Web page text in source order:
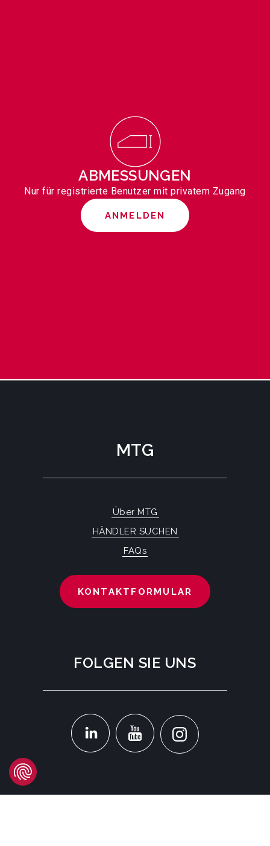
ABMESSUNGEN
Nur für registrierte Benutzer mit privatem Zugang
ANMELDEN
MTG
Über MTG
HÄNDLER SUCHEN
FAQs
KONTAKTFORMULAR
FOLGEN SIE UNS